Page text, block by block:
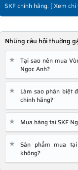
SKF chính hãng. [Xem
Những câu hỏi thường
★
Tại sao nên mua
Ngọc Anh?
★
Làm sao phân biệt
chính hãng?
★ Mua hàng tại SKF
★
Sản phẩm mua
không?